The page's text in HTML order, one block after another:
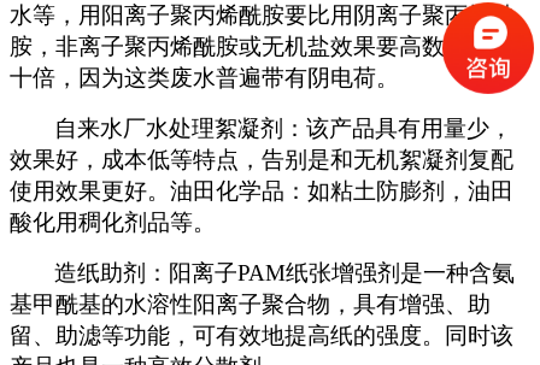
水等，用阳离子聚丙烯酰胺要比用阴离子聚丙烯酰
胺，非离子聚丙烯酰胺或无机盐效果要高数倍或数
十倍，因为这类废水普遍带有阴电荷。
自来水厂水处理絮凝剂：该产品具有用量少，
效果好，成本低等特点，告别是和无机絮凝剂复配
使用效果更好。油田化学品：如粘土防膨剂，油田
酸化用稠化剂品等。
造纸助剂：阳离子PAM纸张增强剂是一种含氨
基甲酰基的水溶性阳离子聚合物，具有增强、助
留、助滤等功能，可有效地提高纸的强度。同时该